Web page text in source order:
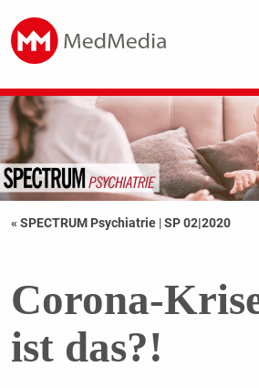
« SPECTRUM Psychiatrie |SP 02|2020
Corona-
ist das?!